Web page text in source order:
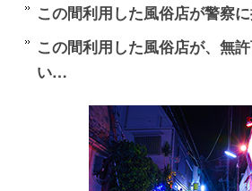
この間利用した風俗店が警察
この間利用した風俗店が、無
い…